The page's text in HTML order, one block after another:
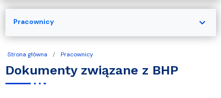
Strona główna Pracownicy
Dokumenty związane z BHP
Pracownicy expand_more